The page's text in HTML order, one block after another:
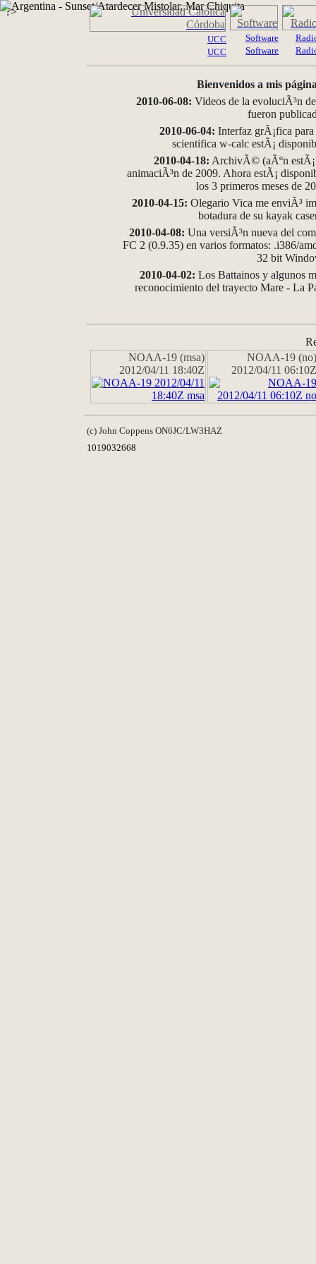
?>
UCC
UCC
Software
Software
Bienvenidos a mis
2010-06-08: Videos de la evoluciÃ³n
fueron
2010-06-04: Interfaz grÃ¡fica
scientifica w-calc estÃ¡
2010-04-18: ArchivÃ© (aÃºn
animaciÃ³n de 2009. Ahora estÃ¡
los 3 primeros meses de
2010-04-15: Olegario Vica me enviÃ³
botadura de su kayak
2010-04-08: Una versiÃ³n nueva del
FC 2 (0.9.35) en varios formatos: .i386/
32 bit
2010-04-02: Los Battainos y algunos
reconocimiento del trayecto Mare - La
NOAA-19 (msa)
2012/04/11 18:40Z
NOAA-19 (no)
2012/04/11 06:10Z
(c) John Coppens ON6JC/LW3HAZ
1019032668